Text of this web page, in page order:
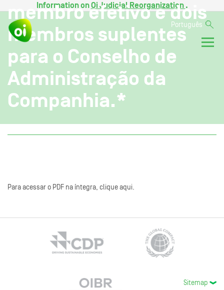
Information onOi Judicial Reorganization .
Português
membro efetivo e dois
membros suplentes
para o Conselho de
Administração da
Companhia.*
Para acessar o PDF na íntegra, clique aqui.
Sitemap